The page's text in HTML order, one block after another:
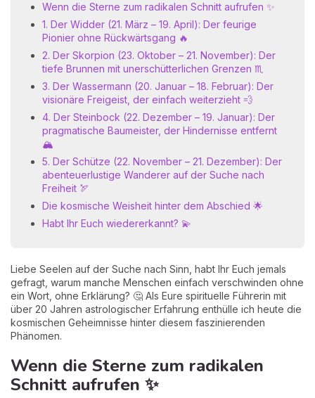
Wenn die Sterne zum radikalen Schnitt aufrufen ✨
1. Der Widder (21. März – 19. April): Der feurige
Pionier ohne Rückwärtsgang 🔥
2. Der Skorpion (23. Oktober – 21. November): Der
tiefe Brunnen mit unerschütterlichen Grenzen ♏
3. Der Wassermann (20. Januar – 18. Februar): Der
visionäre Freigeist, der einfach weiterzieht 💨
4. Der Steinbock (22. Dezember – 19. Januar): Der
pragmatische Baumeister, der Hindernisse entfernt
🏔️
5. Der Schütze (22. November – 21. Dezember): Der
abenteuerlustige Wanderer auf der Suche nach
Freiheit 🏹
Die kosmische Weisheit hinter dem Abschied 🌟
Habt Ihr Euch wiedererkannt? 💫
Liebe Seelen auf der Suche nach Sinn, habt Ihr Euch jemals
gefragt, warum manche Menschen einfach verschwinden ohne
ein Wort, ohne Erklärung? 🤔 Als Eure spirituelle Führerin mit
über 20 Jahren astrologischer Erfahrung enthülle ich heute die
kosmischen Geheimnisse hinter diesem faszinierenden
Phänomen.
Wenn die Sterne zum radikalen
Schnitt aufrufen ✨